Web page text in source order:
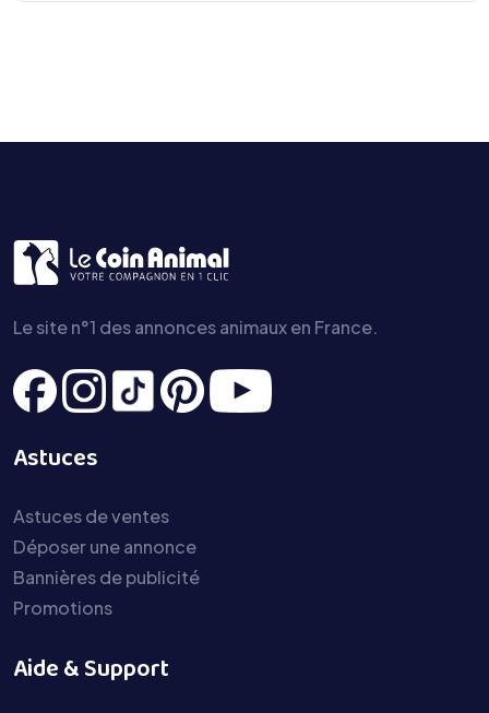
Le site n°1 des annonces animaux en France.
Astuces
Astuces de ventes
Déposer une annonce
Bannières de publicité
Promotions
Aide & Support